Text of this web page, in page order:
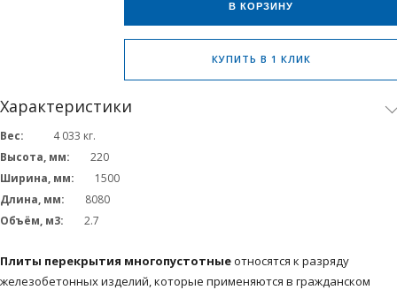
В КОРЗИНУ
КУПИТЬ В 1 КЛИК
Характеристики
Вес: 4 033 кг.
Высота, мм:
220
Ширина, мм:
1500
Длина, мм:
8080
Объём, м3:
2.7
Плиты перекрытия многопустотныеотносятся к разряду
железобетонных изделий, которые применяются в гражданском